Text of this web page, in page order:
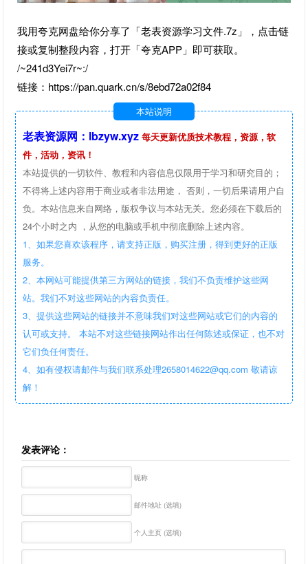
我用夸克网盘给你分享了「老表资源学习文件.7z」，点击链
接或复制整段内容，打开「夸克APP」即可获取。
/~241d3Yei7r~:/
链接：https://pan.quark.cn/s/8ebd72a02f84
本站说明
老表资源网：lbzyw.xyz 每天更新优质技术教程，资源，软
件，活动，资讯！
本站提供的一切软件、教程和内容信息仅限用于学习和研究目的；
不得将上述内容用于商业或者非法用途， 否则，一切后果请用户自
负。本站信息来自网络，版权争议与本站无关。您必须在下载后的
24个小时之内 ，从您的电脑或手机中彻底删除上述内容。
1、如果您喜欢该程序，请支持正版，购买注册，得到更好的正版
服务。
2、本网站可能提供第三方网站的链接，我们不负责维护这些网
站。我们不对这些网站的内容负责任。
3、提供这些网站的链接并不意味我们对这些网站或它们的内容的
认可或支持。 本站不对这些链接网站作出任何陈述或保证，也不对
它们负任何责任。
4、如有侵权请邮件与我们联系处理2658014622@qq.com 敬请谅
解！
发表评论：
昵称
邮件地址 (选填)
个人主页 (选填)